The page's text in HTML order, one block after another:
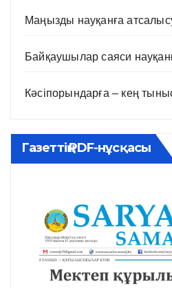
Маңызды науқанға
Байқаушылар саяси
Кәсіпорындарға – кең
Газеттің PDF-нұсқасы